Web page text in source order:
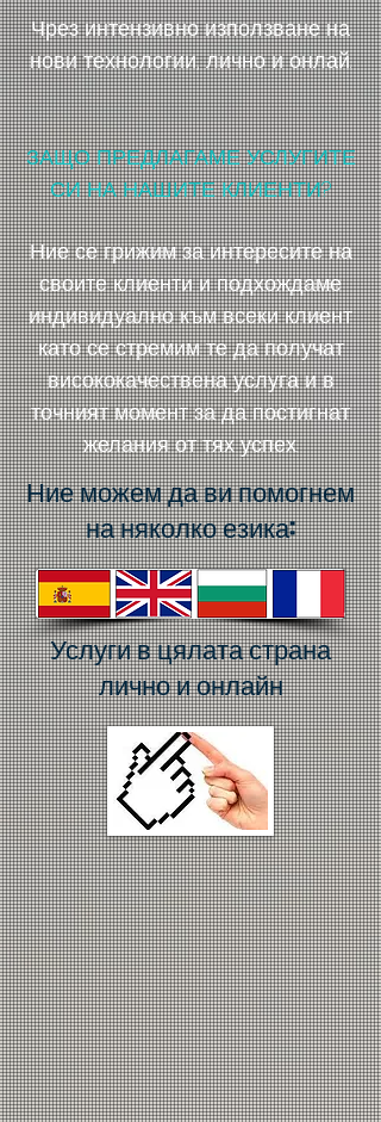
Чрез интензивно използване на
нови технологии, лично и онлай.
ЗАЩО ПРЕДЛАГАМЕ УСЛУГИТЕ
СИ НА НАШИТЕ КЛИЕНТИ?
Ние се грижим за интересите на
своите клиенти и подхождаме
индивидуално към всеки клиент
като се стремим те да получат
висококачествена услуга и в
точният момент за да постигнат
желания от тях успех.
Ние можем да ви помогнем
на няколко езика:
Услуги в цялата страна
лично и онлайн